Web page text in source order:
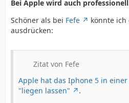
Bei Apple wird auch
Schöner als bei Fefe
könnte ich
ausdrücken:
Zitat von Fefe
Apple hat das Iphone 5 in
"liegen lassen"
.